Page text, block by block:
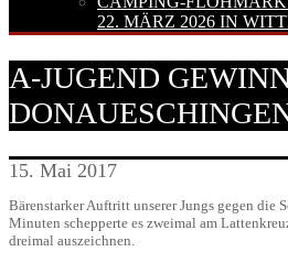
22. MÄRZ 2026 IN
A-JUGEND
15. Mai 2017
Bärenstarker Auftritt unserer Jungs gegen die
Minuten schepperte es zweimal am
dreimal auszeichnen.